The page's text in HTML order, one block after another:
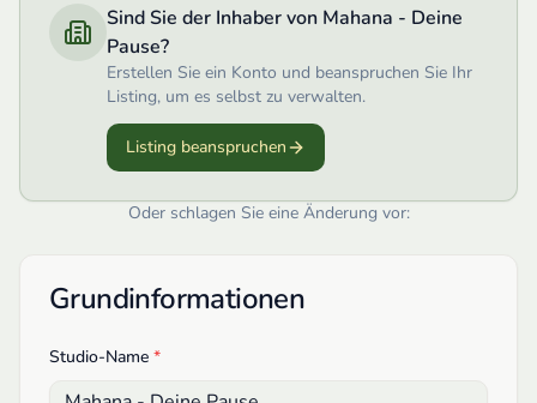
Sind Sie der Inhaber von Mahana - Deine
Pause?
Erstellen Sie ein Konto und beanspruchen Sie Ihr
Listing, um es selbst zu verwalten.
Listing beanspruchen
Oder schlagen Sie eine Änderung vor:
Grundinformationen
Studio-Name *